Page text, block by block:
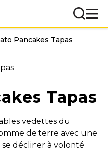
Pancakes Tapas
Tapas
vedettes du
de terre avec une
décliner à volonté